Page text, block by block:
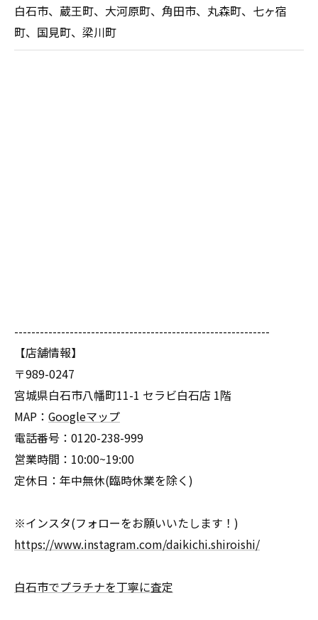
白石市、蔵王町、大河原町、角田市、丸森町、七ヶ宿
町、国見町、梁川町
------------------------------------------------------------
【店舗情報】
〒989-0247
宮城県白石市八幡町11-1 セラビ白石店 1階
MAP： Googleマップ
電話番号：0120-238-999
営業時間：10:00~19:00
定休日：年中無休(臨時休業を除く)
※インスタ(フォローをお願いいたします！)
https://www.instagram.com/daikichi.shiroishi/
白石市でプラチナを丁寧に査定